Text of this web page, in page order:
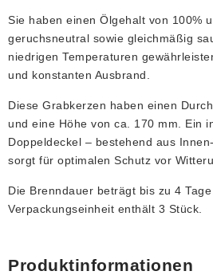
Sie haben einen Ölgehalt von 100%
geruchsneutral sowie gleichmäßig
niedrigen Temperaturen
und konstanten Ausbrand.
Diese Grabkerzen haben einen
und eine Höhe von ca. 170 mm. Ein
Doppeldeckel – bestehend aus
sorgt für optimalen Schutz vor
Die Brenndauer beträgt bis zu 4
Verpackungseinheit enthält 3 Stück.
Produktinformationen